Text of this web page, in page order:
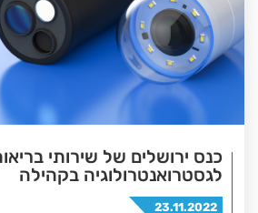
כנס ירושלים של שירותי
לגסטרואנטרולוגיה בקהילה
23.11.2022